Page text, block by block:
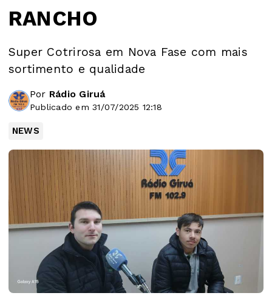
RANCHO
Super Cotrirosa em Nova Fase com mais
sortimento e qualidade
Por Rádio Giruá
Publicado em 31/07/2025 12:18
NEWS